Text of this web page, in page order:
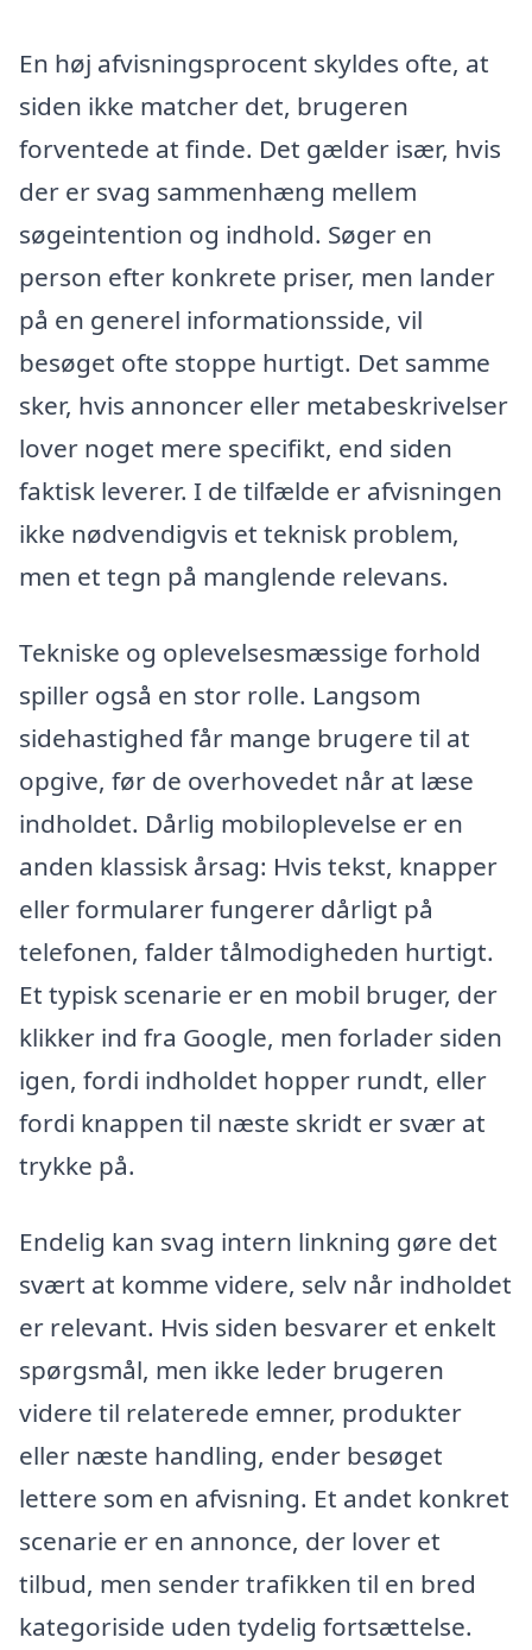
En høj afvisningsprocent skyldes ofte, at
siden ikke matcher det, brugeren
forventede at finde. Det gælder især, hvis
der er svag sammenhæng mellem
søgeintention og indhold. Søger en
person efter konkrete priser, men lander
på en generel informationsside, vil
besøget ofte stoppe hurtigt. Det samme
sker, hvis annoncer eller metabeskrivelser
lover noget mere specifikt, end siden
faktisk leverer. I de tilfælde er afvisningen
ikke nødvendigvis et teknisk problem,
men et tegn på manglende relevans.
Tekniske og oplevelsesmæssige forhold
spiller også en stor rolle. Langsom
sidehastighed får mange brugere til at
opgive, før de overhovedet når at læse
indholdet. Dårlig mobiloplevelse er en
anden klassisk årsag: Hvis tekst, knapper
eller formularer fungerer dårligt på
telefonen, falder tålmodigheden hurtigt.
Et typisk scenarie er en mobil bruger, der
klikker ind fra Google, men forlader siden
igen, fordi indholdet hopper rundt, eller
fordi knappen til næste skridt er svær at
trykke på.
Endelig kan svag intern linkning gøre det
svært at komme videre, selv når indholdet
er relevant. Hvis siden besvarer et enkelt
spørgsmål, men ikke leder brugeren
videre til relaterede emner, produkter
eller næste handling, ender besøget
lettere som en afvisning. Et andet konkret
scenarie er en annonce, der lover et
tilbud, men sender trafikken til en bred
kategoriside uden tydelig fortsættelse.